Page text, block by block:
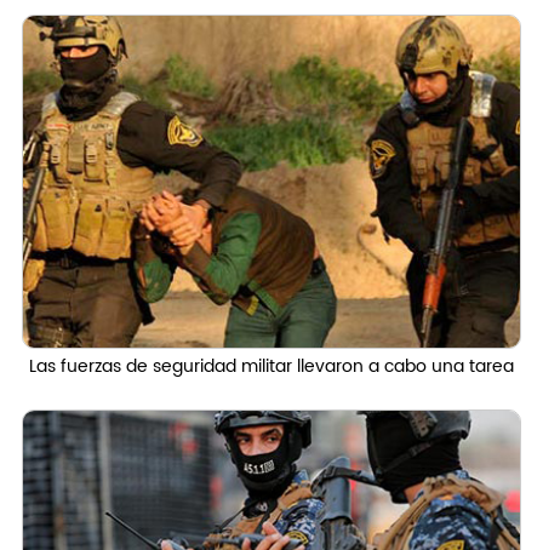
Las fuerzas de seguridad militar llevaron a cabo una tarea